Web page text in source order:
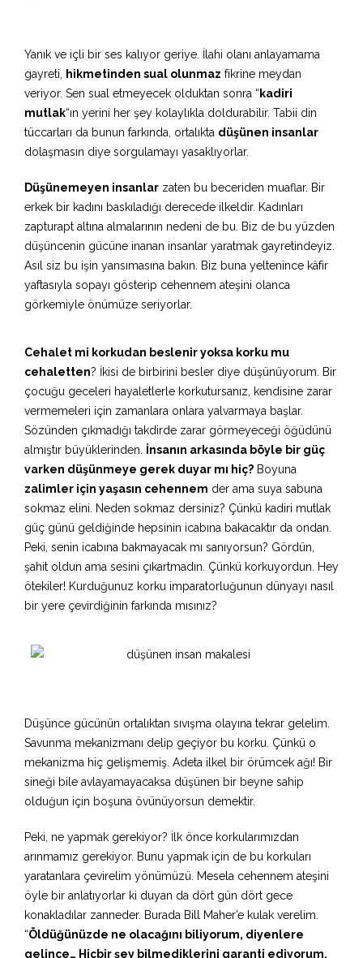
Yanık ve içli bir ses kalıyor geriye. İlahi olanı anlayamama
gayreti,
hikmetinden sual olunmaz fikrine meydan
veriyor. Sen sual etmeyecek olduktan sonra “ kadiri
mutlak“ın yerini her şey kolaylıkla doldurabilir. Tabii din
tüccarları da bunun farkında, ortalıkta düşünen insanlar
dolaşmasın diye sorgulamayı yasaklıyorlar.
Düşünemeyen insanlar zaten bu beceriden muaflar. Bir
erkek bir kadını baskıladığı derecede ilkeldir. Kadınları
zapturapt altına almalarının nedeni de bu. Biz de bu yüzden
düşüncenin gücüne inanan insanlar yaratmak gayretindeyiz.
Asıl siz bu işin yansımasına bakın. Biz buna yeltenince kâfir
yaftasıyla sopayı gösterip cehennem ateşini olanca
görkemiyle önümüze seriyorlar.
Cehalet mi korkudan beslenir yoksa korku mu
cehaletten? İkisi de birbirini besler diye düşünüyorum. Bir
çocuğu geceleri hayaletlerle korkutursanız, kendisine zarar
vermemeleri için zamanlara onlara yalvarmaya başlar.
Sözünden çıkmadığı takdirde zarar görmeyeceği öğüdünü
almıştır büyüklerinden. İnsanın arkasında böyle bir güç
varken düşünmeye gerek duyar mı hiç? Boyuna
zalimler için yaşasın cehennem der ama suya sabuna
sokmaz elini. Neden sokmaz dersiniz? Çünkü kadiri mutlak
güç günü geldiğinde hepsinin icabına bakacaktır da ondan.
Peki, senin icabına bakmayacak mı sanıyorsun? Gördün,
şahit oldun ama sesini çıkartmadın. Çünkü korkuyordun. Hey
ötekiler! Kurduğunuz korku imparatorluğunun dünyayı nasıl
bir yere çevirdiğinin farkında mısınız?
Düşünce gücünün ortalıktan sıvışma olayına tekrar gelelim.
Savunma mekanizmanı delip geçiyor bu korku. Çünkü o
mekanizma hiç gelişmemiş. Adeta ilkel bir örümcek ağı! Bir
sineği bile avlayamayacaksa düşünen bir beyne sahip
olduğun için boşuna övünüyorsun demektir.
Peki, ne yapmak gerekiyor? İlk önce korkularımızdan
arınmamız gerekiyor. Bunu yapmak için de bu korkuları
yaratanlara çevirelim yönümüzü. Mesela cehennem ateşini
öyle bir anlatıyorlar ki duyan da dört gün dört gece
konakladılar zanneder. Burada Bill Maher’e kulak verelim.
“Öldüğünüzde ne olacağını biliyorum, diyenlere
gelince… Hiçbir şey bilmediklerini garanti ediyorum.